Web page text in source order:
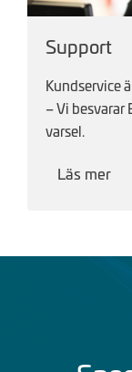
Support
Kundservice
– Vi besvarar
varsel.
Läs mer